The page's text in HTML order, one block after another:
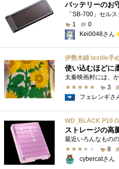
バッテリーのお
1
0
Kei0048さん
伊勢木綿 textile手
使い込むほどに
3
フェレンギさ
WD_BLACK P10
ストレージの高
8
cybercatさん